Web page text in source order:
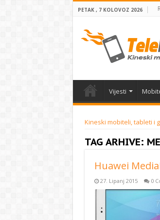
PETAK , 7 KOLOVOZ 2026
Vijesti
Kineski mobiteli, tableti i
TAG ARHIVE:
Huawei
27. Lipanj 2015 0